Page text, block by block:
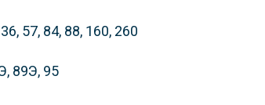
57, 84, 88, 160, 260
89Э, 95